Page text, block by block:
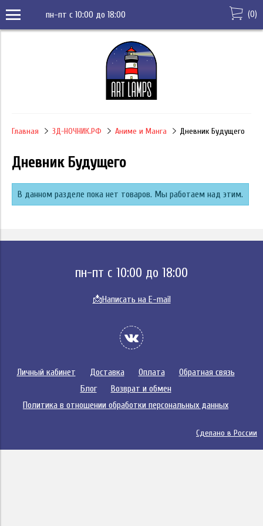
пн-пт с 10:00 до 18:00 (0)
Главная 3Д-НОЧНИК.РФ Аниме и Манга Дневник Будущего
Дневник Будущего
В данном разделе пока нет товаров. Мы работаем над этим.
пн-пт с 10:00 до 18:00
📩Написать на E-mail
Личный кабинет Доставка Оплата
Обратная связь
Блог
Возврат и обмен
Политика в отношении обработки персональных данных
Сделано в России